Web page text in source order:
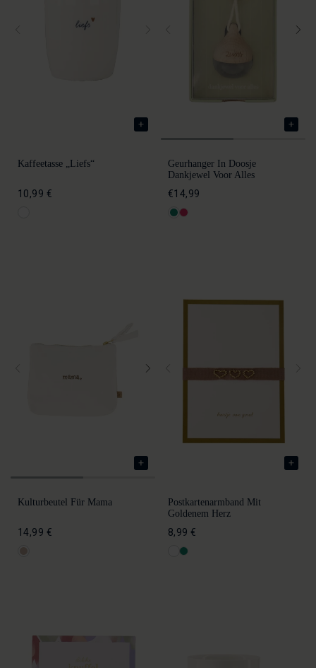
Kaffeetasse „Liefs“
10,99 €
Geurhanger In Doosje
Dankjewel Voor Alles
€14,99
Kulturbeutel Für Mama
14,99 €
Postkartenarmband Mit
Goldenem Herz
8,99 €